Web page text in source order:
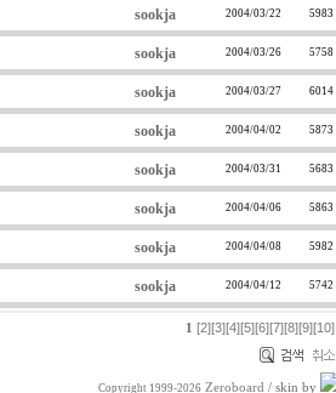
sookja 2004/03/22 5983
sookja 2004/03/26 5758
sookja 2004/03/27 6014
sookja 2004/04/02 5873
sookja 2004/03/31 5683
sookja 2004/04/06 5863
sookja 2004/04/08 5982
sookja 2004/04/12 5742
1 [2][3][4][5][6][7][8][9][10]
Copyright 1999-2026 Zeroboard / skin by